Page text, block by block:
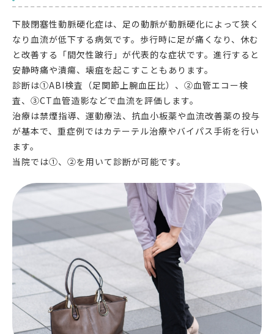
下肢閉塞性動脈硬化症は、足の動脈が動脈硬化によって狭く
なり血流が低下する病気です。歩行時に足が痛くなり、休む
と改善する「間欠性跛行」が代表的な症状です。進行すると
安静時痛や潰瘍、壊疽を起こすこともあります。
診断は①ABI検査（足関節上腕血圧比）、②血管エコー検
査、③CT血管造影などで血流を評価します。
治療は禁煙指導、運動療法、抗血小板薬や血流改善薬の投与
が基本で、重症例ではカテーテル治療やバイパス手術を行い
ます。
当院では①、②を用いて診断が可能です。